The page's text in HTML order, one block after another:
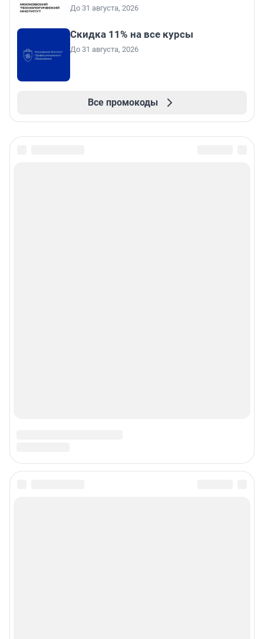
До 31 августа, 2026
Скидка 11% на все курсы
До 31 августа, 2026
Все промокоды